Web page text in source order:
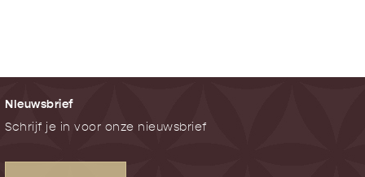
NIeuwsbrief
Schrijf je in voor onze nieuwsbrief